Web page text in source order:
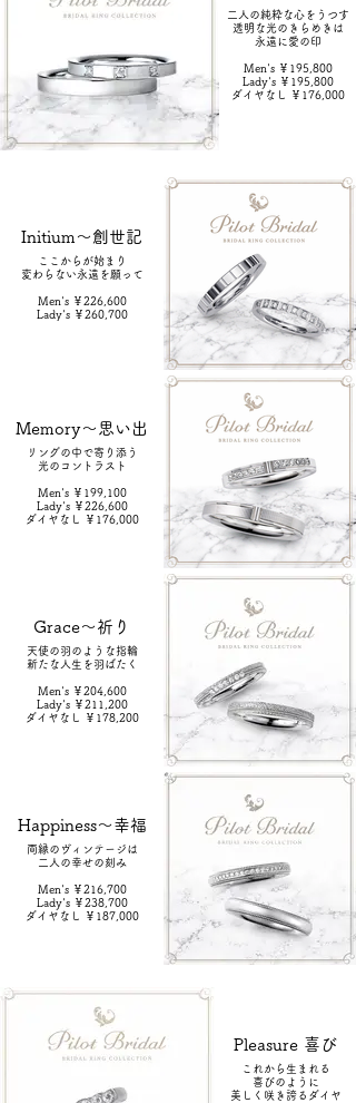
二人の純粋な心をうつす
透明な光のきらめきは
永遠に愛の印
Men's ￥195,800
Lady's ￥195,800
ダイヤなし ￥176,000
Initium～創世記
ここからが始まり
変わらない永遠を願って
Men's ￥226,600
Lady's ￥260,700
Memory～思い出
リングの中で寄り添う
光のコントラスト
Men's ￥199,100
Lady's ￥226,600
ダイヤなし ￥176,000
Grace～祈り
天使の羽のような指輪
新たな人生を羽ばたく
Men's ￥204,600
Lady's ￥211,200
ダイヤなし ￥178,200
Happiness～幸福
両縁のヴィンテージは
二人の幸せの刻み
Men's ￥216,700
Lady's ￥238,700
ダイヤなし ￥187,000
Pleasure 喜び
これから生まれる
喜びのように
美しく咲き誇るダイヤ